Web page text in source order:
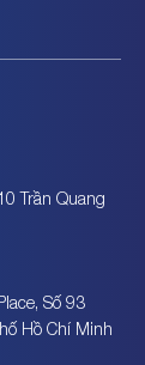
Trần Quang
Số 93
Hồ Chí Minh